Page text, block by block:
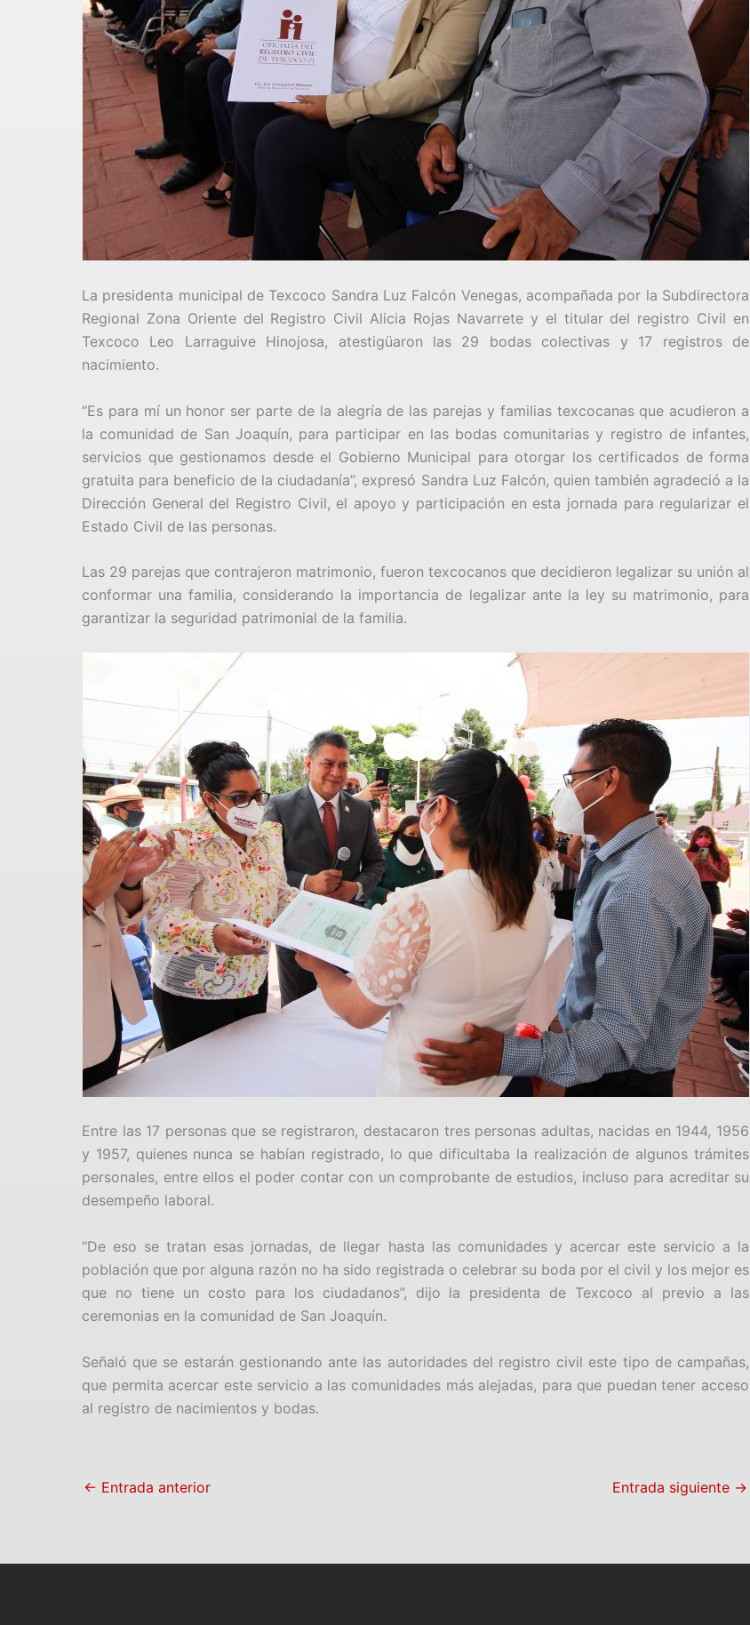
La presidenta municipal de Texcoco Sandra Luz Falcón Venegas, acompañada por la Subdirectora
Regional Zona Oriente del Registro Civil Alicia Rojas Navarrete y el titular del registro Civil en
Texcoco Leo Larraguive Hinojosa, atestigüaron las 29 bodas colectivas y 17 registros de
nacimiento.
“Es para mí un honor ser parte de la alegría de las parejas y familias texcocanas que acudieron a
la comunidad de San Joaquín, para participar en las bodas comunitarias y registro de infantes,
servicios que gestionamos desde el Gobierno Municipal para otorgar los certificados de forma
gratuita para beneficio de la ciudadanía”, expresó Sandra Luz Falcón, quien también agradeció a la
Dirección General del Registro Civil, el apoyo y participación en esta jornada para regularizar el
Estado Civil de las personas.
Las 29 parejas que contrajeron matrimonio, fueron texcocanos que decidieron legalizar su unión al
conformar una familia, considerando la importancia de legalizar ante la ley su matrimonio, para
garantizar la seguridad patrimonial de la familia.
Entre las 17 personas que se registraron, destacaron tres personas adultas, nacidas en 1944, 1956
y 1957, quienes nunca se habían registrado, lo que dificultaba la realización de algunos trámites
personales, entre ellos el poder contar con un comprobante de estudios, incluso para acreditar su
desempeño laboral.
“De eso se tratan esas jornadas, de llegar hasta las comunidades y acercar este servicio a la
población que por alguna razón no ha sido registrada o celebrar su boda por el civil y los mejor es
que no tiene un costo para los ciudadanos”, dijo la presidenta de Texcoco al previo a las
ceremonias en la comunidad de San Joaquín.
Señaló que se estarán gestionando ante las autoridades del registro civil este tipo de campañas,
que permita acercar este servicio a las comunidades más alejadas, para que puedan tener acceso
al registro de nacimientos y bodas.
← Entrada anterior Entrada siguiente →